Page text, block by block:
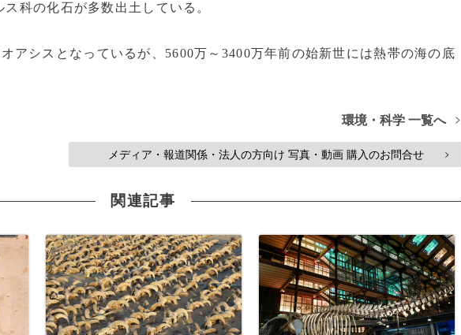
科の化石が多数出土している。
アシスとなっているが、5600万～3400万年前の始新世には熱帯の海の底
環境・科学 一覧へ >
メディア・報道関係・法人の方向け 写真・動画 購入のお問合せ >
関連記事